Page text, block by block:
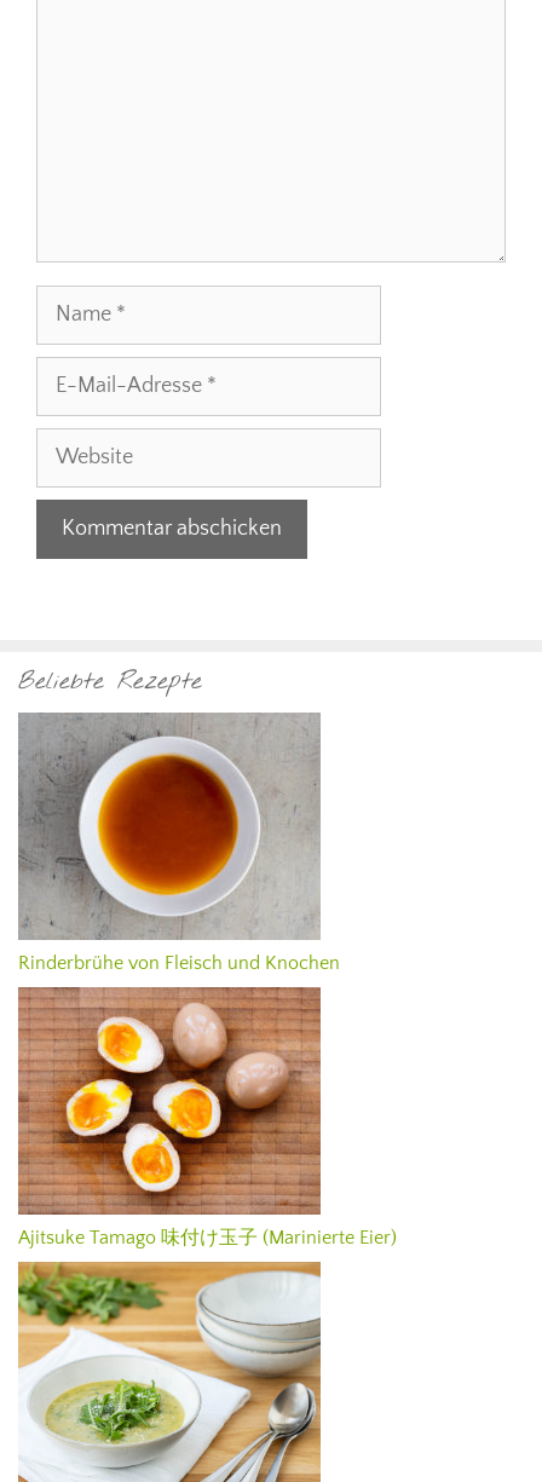
Name
Adresse
Website
Beliebte Rezepte
Rinderbrühe von Fleisch und Knochen
Ajitsuke Tamago 味付け玉子 (Marinierte Eier)